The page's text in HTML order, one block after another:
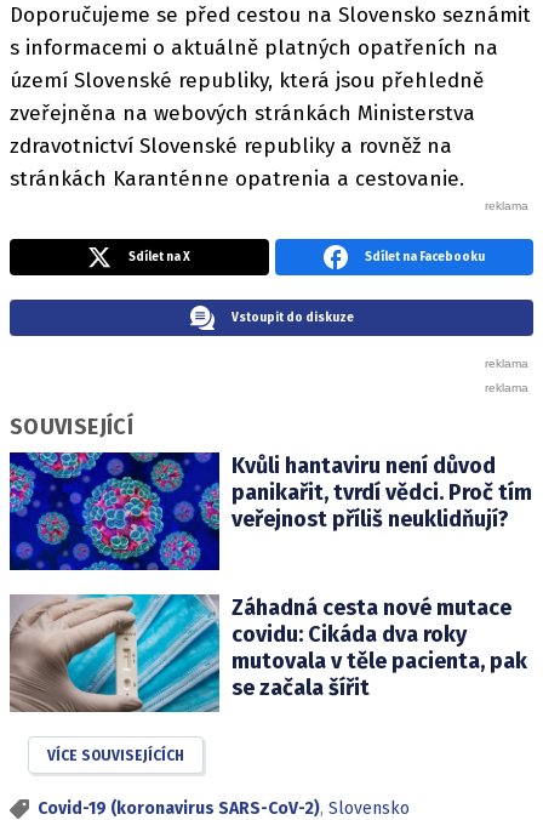
Doporučujeme se před cestou na Slovensko seznámit
s informacemi o aktuálně platných opatřeních na
území Slovenské republiky, která jsou přehledně
zveřejněna na webových stránkách Ministerstva
zdravotnictví Slovenské republiky a rovněž na
stránkách Karanténne opatrenia a cestovanie.
Sdílet na X Sdílet na Facebooku
Vstoupit do diskuze
SOUVISEJÍCÍ
Kvůli hantaviru není důvod
panikařit, tvrdí vědci. Proč tím
veřejnost příliš neuklidňují?
Záhadná cesta nové mutace
covidu: Cikáda dva roky
mutovala v těle pacienta, pak
se začala šířit
VÍCE SOUVISEJÍCÍCH
Covid-19 (koronavirus SARS-CoV-2), Slovensko